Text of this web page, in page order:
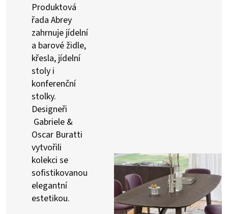
Produktová
řada Abrey
zahrnuje jídelní
a barové židle,
křesla, jídelní
stoly i
konferenční
stolky.
Designeři
Gabriele &
Oscar Buratti
vytvořili
kolekci se
sofistikovanou
elegantní
estetikou.